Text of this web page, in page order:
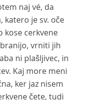
naj vé, da
katero je sv. oče
kose cerkvene
vrniti jih
ni plašljivec, in
Kaj more meni
ker jaz nisem
čete, tudi